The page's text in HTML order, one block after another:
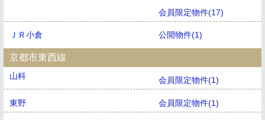
会員限定物件(17)
ＪＲ小倉 公開物件(1)
京都市東西線
山科 会員限定物件(1)
東野 会員限定物件(1)